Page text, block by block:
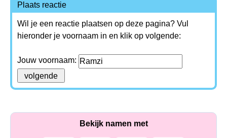
Plaats reactie
Wil je een reactie plaatsen op deze pagina? Vul
hieronder je voornaam in en klik op volgende:
Jouw voornaam:
Bekijk namen met